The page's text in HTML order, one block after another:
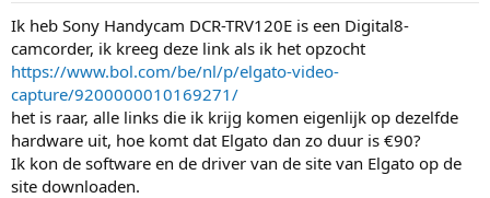
h
o
o
g
l
a
a
Ik heb Sony Handycam DCR-TRV120E is een Digital8-
camcorder, ik kreeg deze link als ik het opzocht
https://www.bol.com/be/nl/p/elgato-video-
capture/9200000010169271/
het is raar, alle links die ik krijg komen eigenlijk op dezelfde
hardware uit, hoe komt dat Elgato dan zo duur is €90?
Ik kon de software en de driver van de site van Elgato op de
site downloaden.